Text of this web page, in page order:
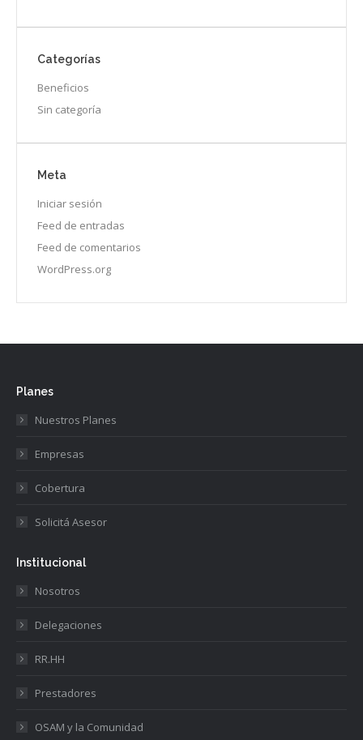
Categorías
Beneficios
Sin categoría
Meta
Iniciar sesión
Feed de entradas
Feed de comentarios
WordPress.org
Planes
Nuestros Planes
Empresas
Cobertura
Solicitá Asesor
Institucional
Nosotros
Delegaciones
RR.HH
Prestadores
OSAM y la Comunidad